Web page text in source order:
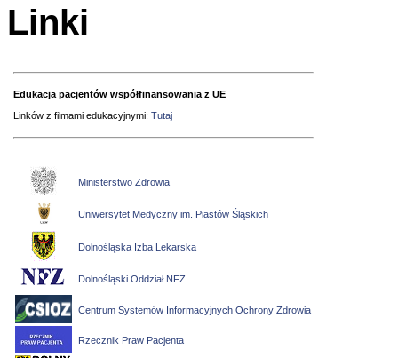
Linki
Edukacja pacjentów współfinansowania z UE
Linków z filmami edukacyjnymi: Tutaj
Ministerstwo Zdrowia
Uniwersytet Medyczny im. Piastów Śląskich
Dolnośląska Izba Lekarska
Dolnośląski Oddział NFZ
Centrum Systemów Informacyjnych Ochrony Zdrowia
Rzecznik Praw Pacjenta